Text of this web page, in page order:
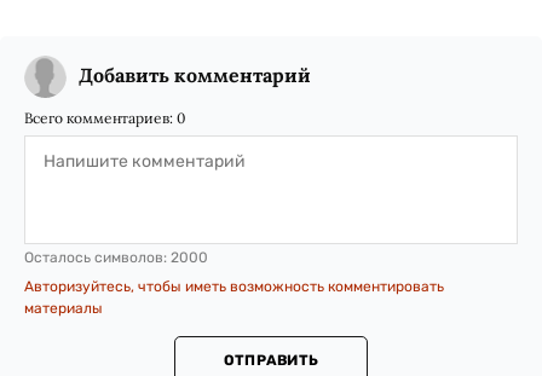
Добавить комментарий
Всего комментариев: 0
Осталось символов: 2000
Авторизуйтесь, чтобы иметь возможность комментировать
материалы
ОТПРАВИТЬ